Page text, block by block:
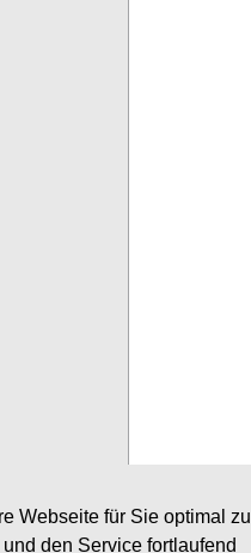
Webseite für Sie optimal zu
den Service fortlaufend